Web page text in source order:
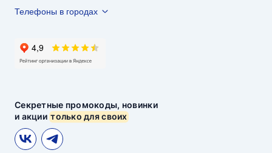
Секретные промокоды, новинки
и акциитолько для своих
Телефоны в городах